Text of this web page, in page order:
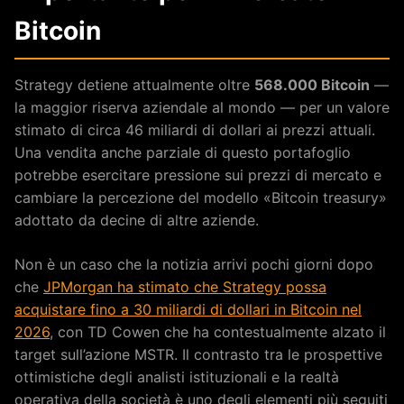
Bitcoin
Strategy detiene attualmente oltre 568.000 Bitcoin —
la maggior riserva aziendale al mondo — per un valore
stimato di circa 46 miliardi di dollari ai prezzi attuali.
Una vendita anche parziale di questo portafoglio
potrebbe esercitare pressione sui prezzi di mercato e
cambiare la percezione del modello «Bitcoin treasury»
adottato da decine di altre aziende.
Non è un caso che la notizia arrivi pochi giorni dopo
che JPMorgan ha stimato che Strategy possa
acquistare fino a 30 miliardi di dollari in Bitcoin nel
2026, con TD Cowen che ha contestualmente alzato il
target sull’azione MSTR. Il contrasto tra le prospettive
ottimistiche degli analisti istituzionali e la realtà
operativa della società è uno degli elementi più seguiti